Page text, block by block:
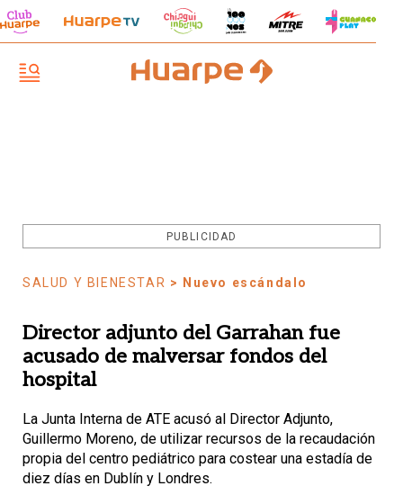
PUBLICIDAD
SALUD Y BIENESTAR > Nuevo escándalo
Director adjunto del Garrahan fue
acusado de malversar fondos del
hospital
La Junta Interna de ATE acusó al Director Adjunto,
Guillermo Moreno, de utilizar recursos de la recaudación
propia del centro pediátrico para costear una estadía de
diez días en Dublín y Londres.